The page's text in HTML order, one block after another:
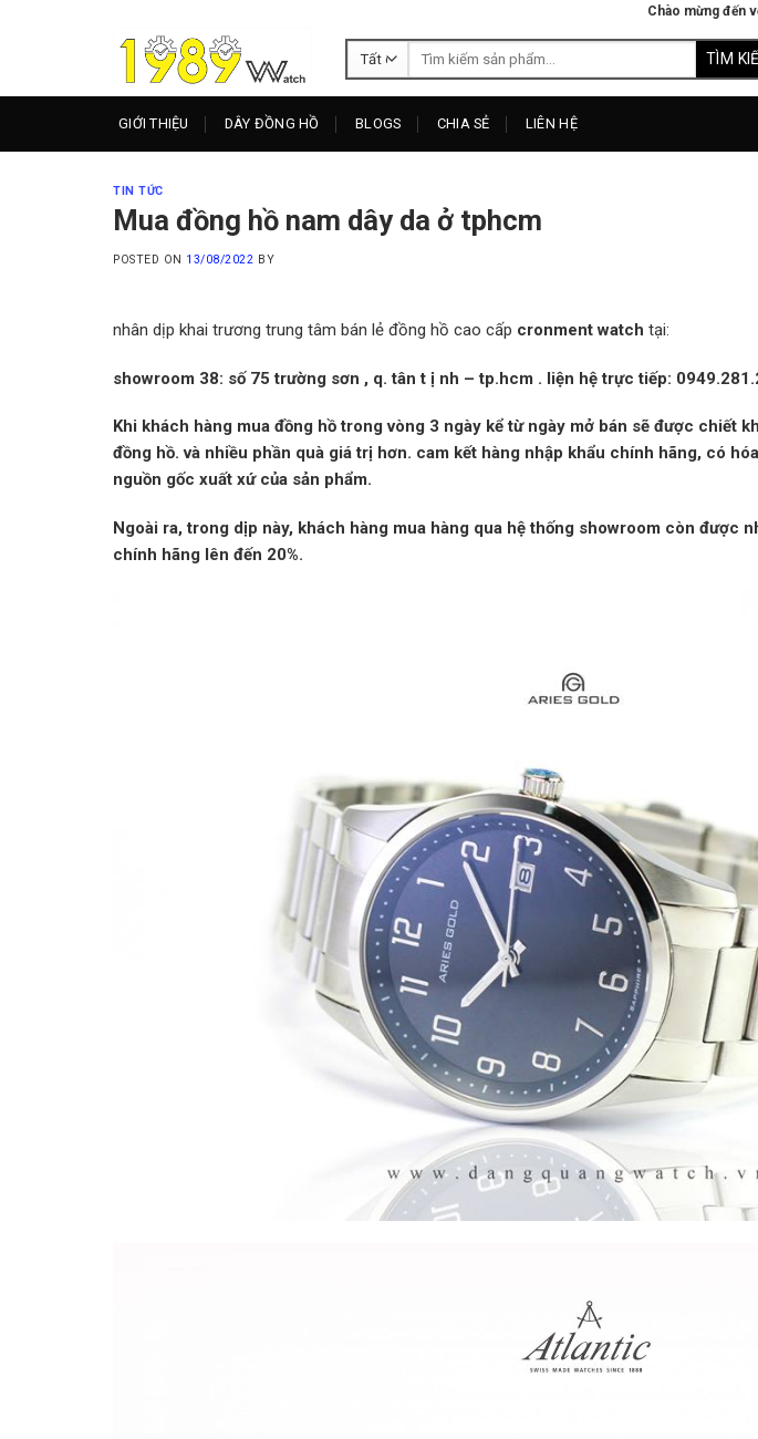
Chào mừng đến
Tìm
GIỚI THIỆU DÂY ĐỒNG HỒ BLOGS CHIA SẺ LIÊN HỆ
TIN TỨC
Mua đồng hồ nam dây da ở tphcm
POSTED ON 13/08/2022 BY
nhân dịp khai trương trung tâm bán lẻ đồng hồ cao cấp cronment watch tại:
showroom 38: số 75 trường sơn , q. tân t ị nh – tp.hcm . liện hệ trực tiếp:
Khi khách hàng mua đồng hồ trong vòng 3 ngày kể từ ngày mở bán sẽ được chiết
đồng hồ. và nhiều phần quà giá trị hơn. cam kết hàng nhập khẩu chính hãng, có
nguồn gốc xuất xứ của sản phẩm.
Ngoài ra, trong dịp này, khách hàng mua hàng qua hệ thống showroom còn được
chính hãng lên đến 20%.